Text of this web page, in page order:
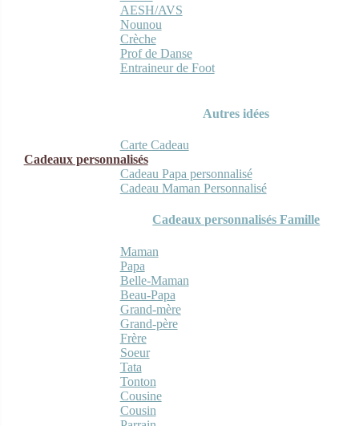
AESH/AVS
Nounou
Crèche
Prof de Danse
Entraineur de Foot
Autres idées
Carte Cadeau
Cadeaux personnalisés
Cadeau Papa personnalisé
Cadeau Maman Personnalisé
Cadeaux personnalisés Famille
Maman
Papa
Belle-Maman
Beau-Papa
Grand-mère
Grand-père
Frère
Soeur
Tata
Tonton
Cousine
Cousin